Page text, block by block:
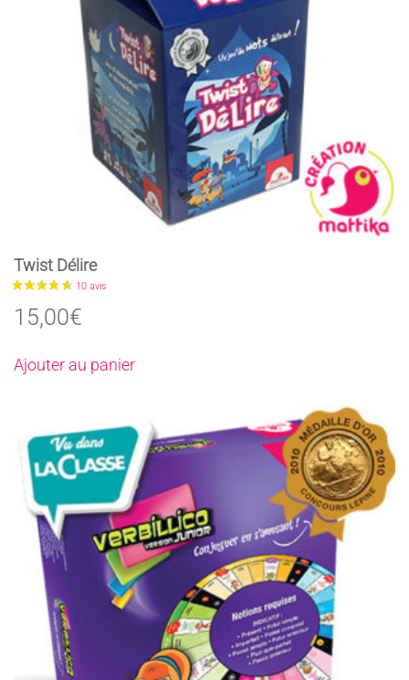
Twist Délire
15,00€
Ajouter au panier